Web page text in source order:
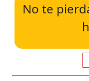
No te